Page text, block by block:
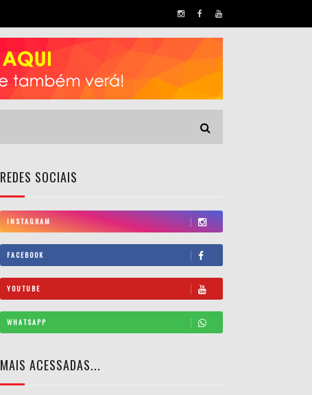
REDES SOCIAIS
INSTAGRAM
FACEBOOK
YOUTUBE
WHATSAPP
MAIS ACESSADAS...